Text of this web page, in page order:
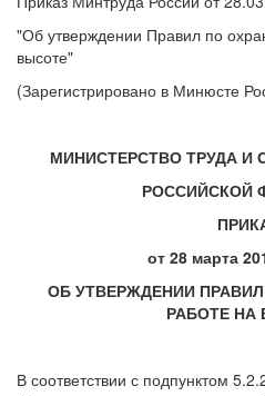
"Об утверждении Правил по
высоте"
(Зарегистрировано в Минюсте
МИНИСТЕРСТВО ТРУДА
РОССИЙСКОЙ
от 28 марта
ОБ УТВЕРЖДЕНИИ
РАБОТЕ НА
В соответствии с подпунктом